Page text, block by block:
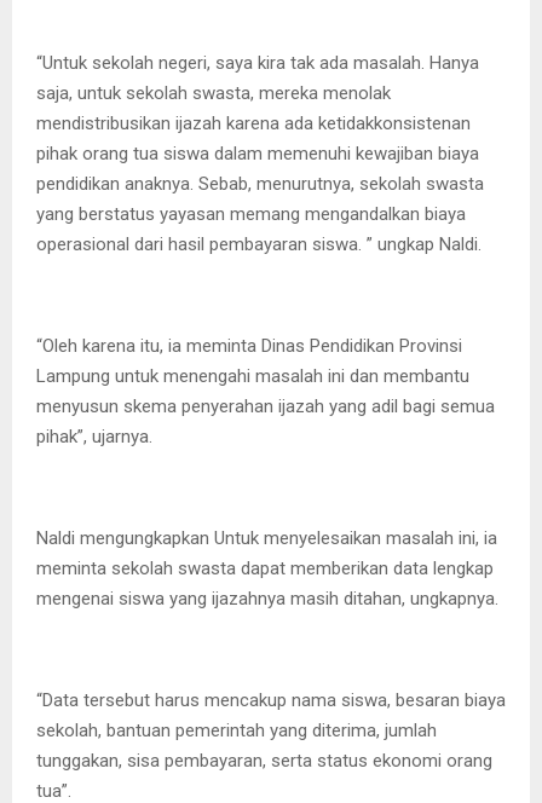
“Untuk sekolah negeri, saya kira tak ada masalah. Hanya
saja, untuk sekolah swasta, mereka menolak
mendistribusikan ijazah karena ada ketidakkonsistenan
pihak orang tua siswa dalam memenuhi kewajiban biaya
pendidikan anaknya. Sebab, menurutnya, sekolah swasta
yang berstatus yayasan memang mengandalkan biaya
operasional dari hasil pembayaran siswa. ” ungkap Naldi.
“Oleh karena itu, ia meminta Dinas Pendidikan Provinsi
Lampung untuk menengahi masalah ini dan membantu
menyusun skema penyerahan ijazah yang adil bagi semua
pihak”, ujarnya.
Naldi mengungkapkan Untuk menyelesaikan masalah ini, ia
meminta sekolah swasta dapat memberikan data lengkap
mengenai siswa yang ijazahnya masih ditahan, ungkapnya.
“Data tersebut harus mencakup nama siswa, besaran biaya
sekolah, bantuan pemerintah yang diterima, jumlah
tunggakan, sisa pembayaran, serta status ekonomi orang
tua”.